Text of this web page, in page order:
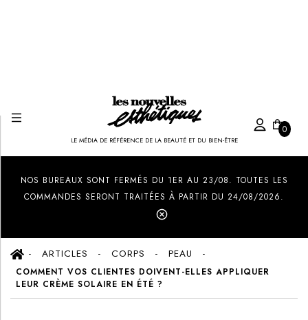
LE MÉDIA DE RÉFÉRENCE DE LA BEAUTÉ ET DU BIEN-ÊTRE
0
NOS BUREAUX SONT FERMÉS DU 1ER AU 23/08. TOUTES LES
COMMANDES SERONT TRAITÉES À PARTIR DU 24/08/2026.
ARTICLES CORPS PEAU
COMMENT VOS CLIENTES DOIVENT-ELLES APPLIQUER
LEUR CRÈME SOLAIRE EN ÉTÉ ?